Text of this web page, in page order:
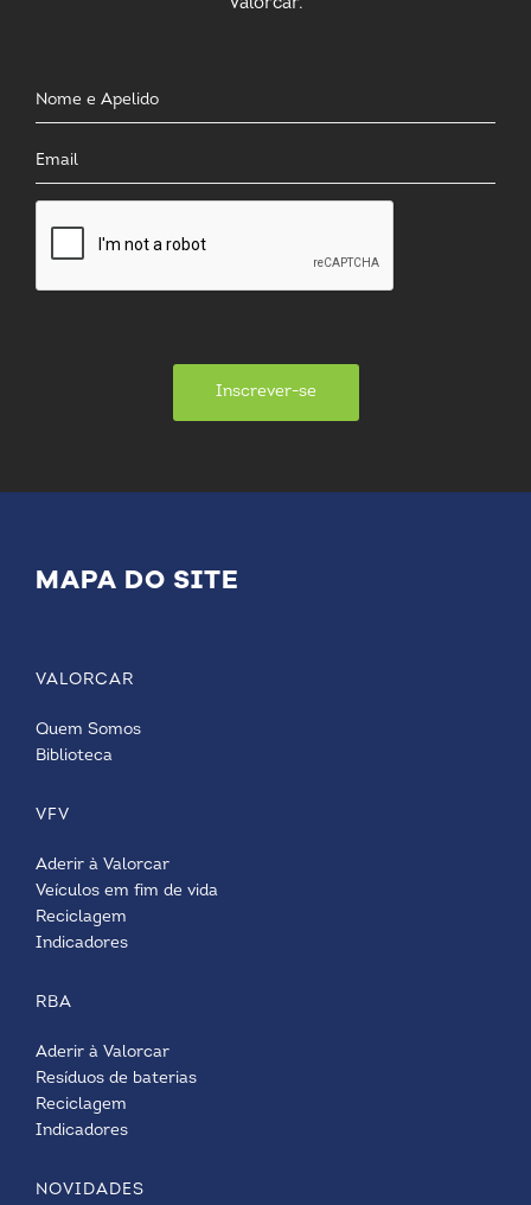
Valorcar.
Inscrever-se
MAPA DO SITE
VALORCAR
Quem Somos
Biblioteca
VFV
Aderir à Valorcar
Veículos em fim de vida
Reciclagem
Indicadores
RBA
Aderir à Valorcar
Resíduos de baterias
Reciclagem
Indicadores
NOVIDADES